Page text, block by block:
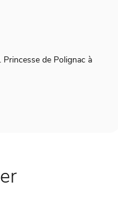
de Polignac à